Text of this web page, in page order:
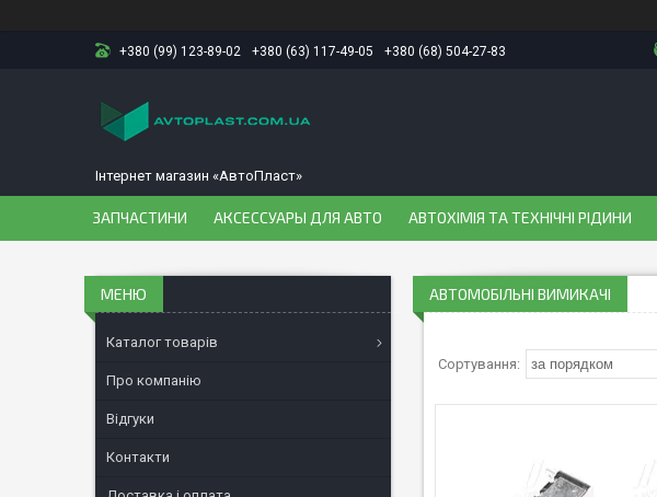
+380 (99) 123-89-02 +380 (63) 117-49-05 +380 (68) 504-27-83
Інтернет магазин «АвтоПласт»
ЗАПЧАСТИНИ АКСЕССУАРЫ ДЛЯ АВТО АВТОХІМІЯ ТА ТЕХНІЧНІ РІДИНИ
АВТОМОБІЛЬНІ ВИМИКАЧІ
Каталог товарів
Про компанію
Відгуки
Контакти